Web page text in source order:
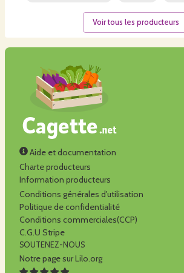
Voir tous les producteurs
Aide et documentation
Charte producteurs
Information producteurs
Conditions générales d'utilisation
Politique de confidentialité
Conditions commerciales(CCP)
C.G.U Stripe
SOUTENEZ-NOUS
Notre page sur Lilo.org